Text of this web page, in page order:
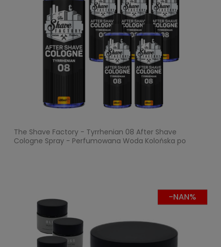
The Shave Factory - Tyrrhenian 08 After Shave
Cologne Spray - Perfumowana Woda Kolońska po
-NAN%